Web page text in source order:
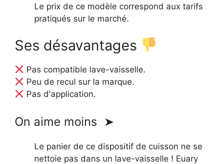
Le prix de ce modèle correspond aux tarifs
pratiqués sur le marché.
Ses désavantages
Pas compatible lave-vaisselle.
Peu de recul sur la marque.
Pas d'application.
On aime moins ➤
Le panier de ce dispositif de cuisson ne se
nettoie pas dans un lave-vaisselle ! Euary